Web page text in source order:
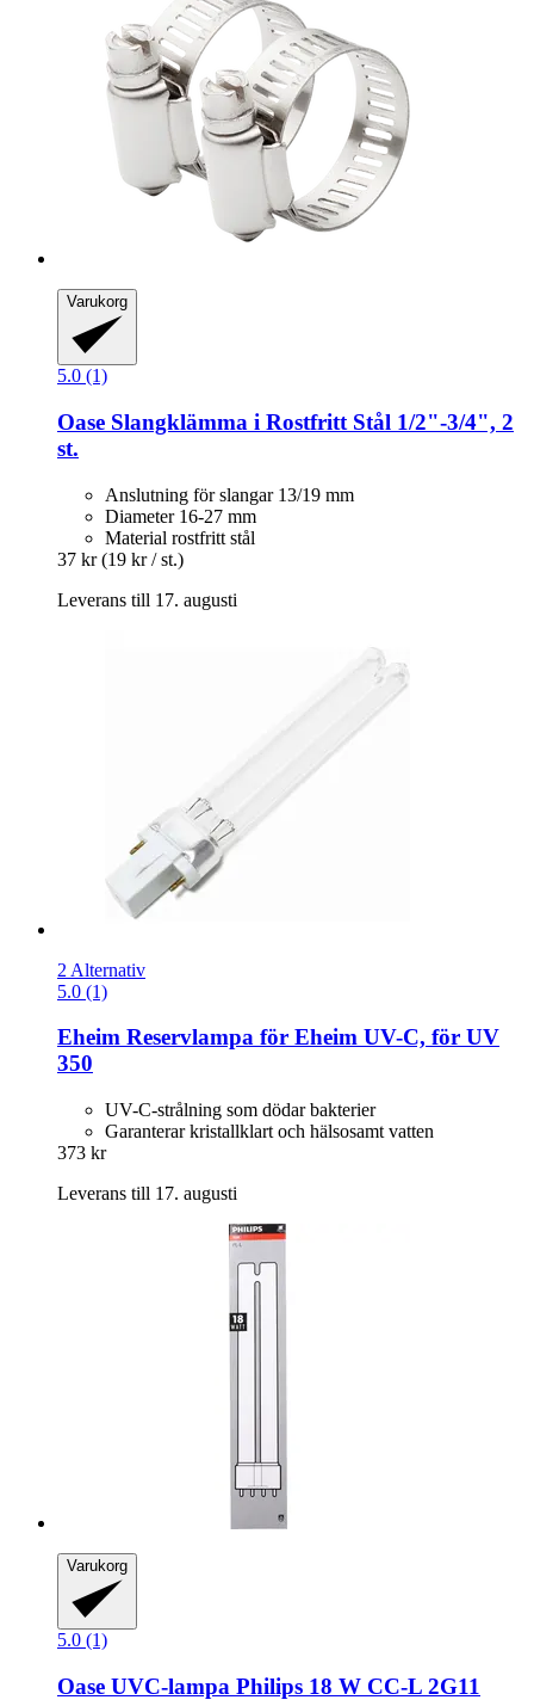
Varukorg
5.0 (1)
Oase Slangklämma i Rostfritt Stål 1/2"-​3/4", 2
st.
Anslutning för slangar 13/19 mm
Diameter 16-27 mm
Material rostfritt stål
37 kr (19 kr / st.)
Leverans till 17. augusti
2 Alternativ
5.0 (1)
Eheim Reservlampa för Eheim UV-​C, för UV
350
UV-C-strålning som dödar bakterier
Garanterar kristallklart och hälsosamt vatten
373 kr
Leverans till 17. augusti
Varukorg
5.0 (1)
Oase UVC-​lampa Philips 18 W CC-​L 2G11